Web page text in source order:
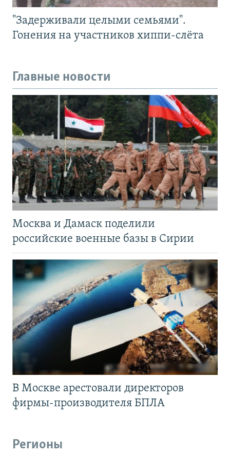
"Задерживали целыми семьями".
Гонения на участников хиппи-слёта
Главные новости
Москва и Дамаск поделили
российские военные базы в Сирии
В Москве арестовали директоров
фирмы-производителя БПЛА
Регионы